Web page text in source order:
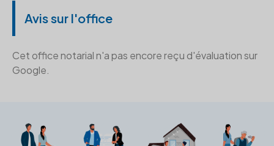
Avis sur l'office
Cet office notarial n'a pas encore reçu d'évaluation sur
Google.